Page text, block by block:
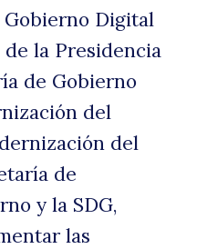
Gobierno Digital
la Presidencia
de Gobierno
del
del
de
y la SDG,
las